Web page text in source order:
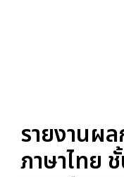
รายงานผ
ภาษาไทย